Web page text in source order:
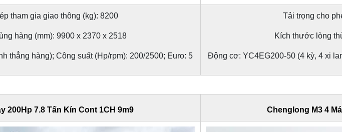
tham gia giao thông (kg): 8200
hàng (mm): 9900 x 2370 x 2518
thẳng hàng); Công suất (Hp/rpm): 200/2500; Euro: 5
Tải trọng cho
Kích thước lòng
Động cơ: YC4EG200-50 (4 kỳ, 4 xi
200Hp 7.8 Tấn Kín Cont 1CH 9m9 Chenglong M3 4